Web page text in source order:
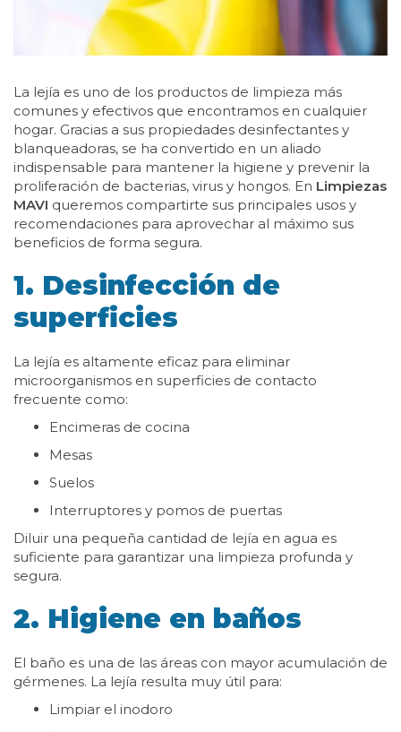
La lejía es uno de los productos de limpieza más
comunes y efectivos que encontramos en cualquier
hogar. Gracias a sus propiedades desinfectantes y
blanqueadoras, se ha convertido en un aliado
indispensable para mantener la higiene y prevenir la
proliferación de bacterias, virus y hongos. En Limpiezas
MAVI queremos compartirte sus principales usos y
recomendaciones para aprovechar al máximo sus
beneficios de forma segura.
1. Desinfección de
superficies
La lejía es altamente eficaz para eliminar
microorganismos en superficies de contacto
frecuente como:
Encimeras de cocina
Mesas
Suelos
Interruptores y pomos de puertas
Diluir una pequeña cantidad de lejía en agua es
suficiente para garantizar una limpieza profunda y
segura.
2. Higiene en baños
El baño es una de las áreas con mayor acumulación de
gérmenes. La lejía resulta muy útil para:
Limpiar el inodoro